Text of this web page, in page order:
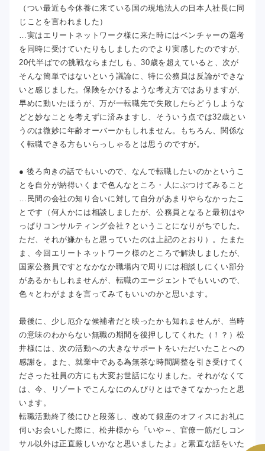
（つい最近も今休養に来ている国の現地法人の日本人社長に同
じことを言われました）
…実はエリートネットワーク様に来た時にはベンチャーの選考
を同時に受けていたりもしましたのでより実感したのですが、
20代半ばでの挑戦ならまだしも、30歳を超えていると、次が
そんな簡単ではないという議論に、特に公務員は反論ができな
いと感じました。保険をかけるような考え方ではありますが、
早めに動いたほうが、万が一転職先で失敗したらどうしような
どと妙なことを考えずに済みますし、そういう点では32歳とい
うのは微妙に年齢オーバーかもしれません。もちろん、関係な
く転職できる方もいらっしゃるとは思うのですが。
● 後ろ向きの話でもいいので、なんで転職したいのかというこ
とを自分が納得いくまで色んなところ・人にぶつけてみること
…民間の会社の知り合いに対して自分があまりやらなかったこ
とです（何人かには相談しましたが、公務員となると最初はや
っぱりコンサルティング会社？ということになりがちでした。
ただ、それが嫌かもと思っていたのは上記のとおり）。たまた
ま、今回エリートネットワーク様のところで解決しましたが、
国家公務員ですとなかなか職場内で周りには相談しにくい部分
があるかもしれませんが、転職のエージェントでもいいので、
色々とわがままを言ってみてもいいのかと思います。
最後に、少し厄介な候補者だと映ったかも知れませんが、当時
の意味のわからない無職の期間を後押ししてくれた（！？）松
井様には、次の活動への大きなサポートをいただいたことへの
感謝を。また、就業中である為無茶な時間調整を引き受けてく
ださった社員の方にも大変お世話になりました。それがなくて
は、今、リゾートでこんなにのんびりとはできてなかったと思
います。
転職活動終了後にひと段落し、改めて銀座のオフィスにお礼に
伺いお会いした際に、松井様から「いや～、官僚一筋だしコン
サル以外は正直厳しいかなと思いましたよ」と素直な話をいた